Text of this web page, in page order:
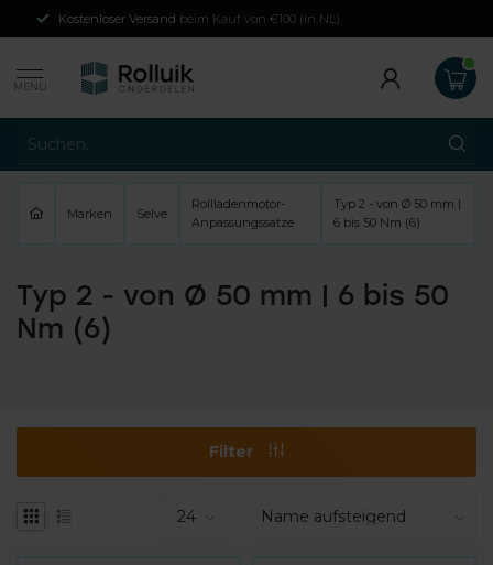
Kostenloser Versand beim Kauf von €100 (in NL)
MENU
Marken Selve
Rollladenmotor-
Anpassungssätze
Typ 2 - von Ø 50 mm |
6 bis 50 Nm (6)
Typ 2 - von Ø 50 mm | 6 bis 50
Nm (6)
Filter